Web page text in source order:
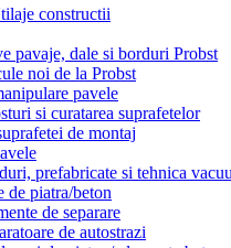
constructii
pavaje, dale si borduri Probst
noi de la Probst
pavele
si curatarea suprafetelor
de montaj
prefabricate si tehnica
de piatra/beton
de separare
de autostrazi